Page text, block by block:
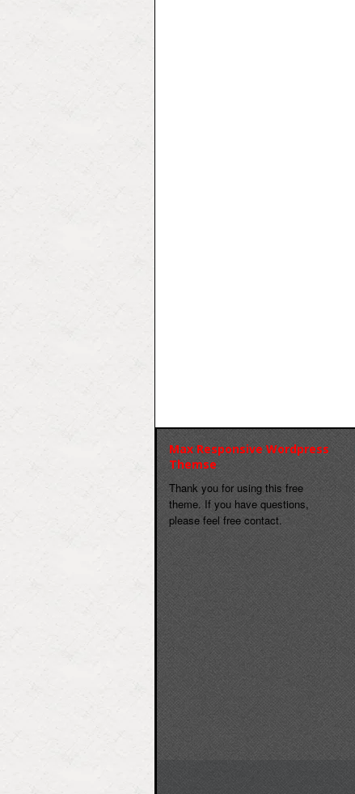
Max Responsive Wordpress
Themse
Thank you for using this free
theme. If you have questions,
please feel free contact.